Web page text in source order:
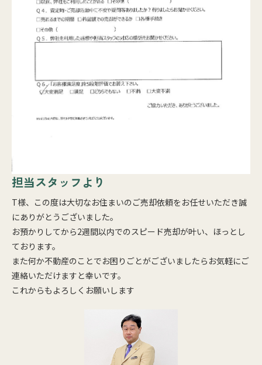
担当スタッフより
T様、この度は大切なお住まいのご売却依頼をお任せいただき誠
にありがとうございました。
お預かりしてから2週間以内でのスピード売却が叶い、ほっとし
ております。
また何か不動産のことでお困りごとがございましたらお気軽にご
連絡いただけますと幸いです。
これからもよろしくお願いします